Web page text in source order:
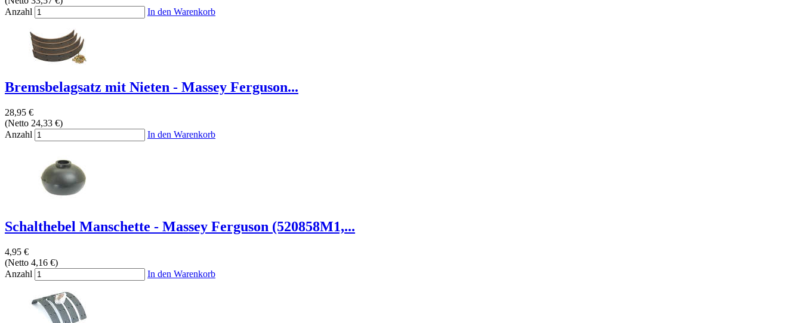
Anzahl
In den Warenkorb
Bremsbelagsatz mit Nieten - Massey Ferguson...
28,95 €
(Netto 24,33 €)
Anzahl
In den Warenkorb
Schalthebel Manschette - Massey Ferguson (520858M1,...
4,95 €
(Netto 4,16 €)
Anzahl
In den Warenkorb